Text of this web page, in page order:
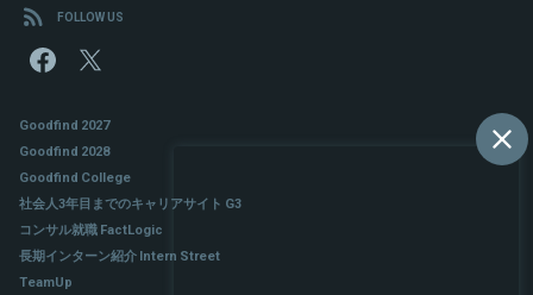
FOLLOW US
Goodfind 2027
Goodfind 2028
Goodfind College
社会人3年目までのキャリアサイト G3
コンサル就職 FactLogic
長期インターン紹介 Intern Street
TeamUp